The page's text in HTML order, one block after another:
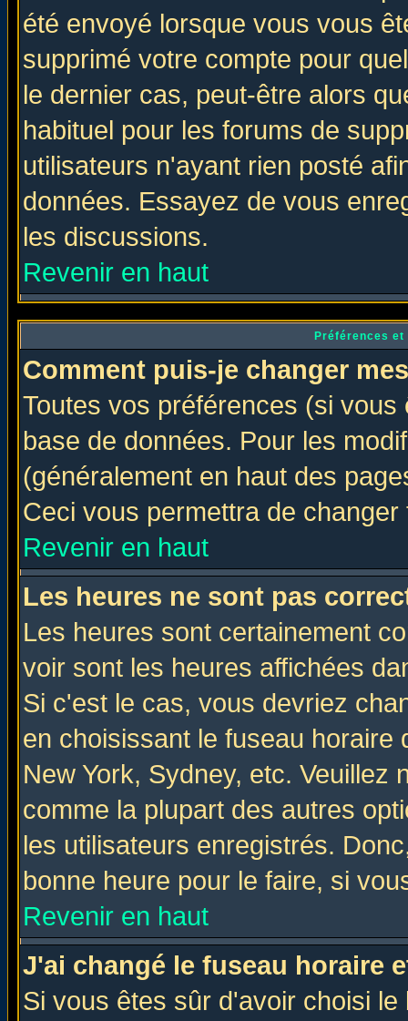
été envoyé lorsque vous vous
supprimé votre compte pour
le dernier cas, peut-être alors
habituel pour les forums de
utilisateurs n'ayant rien posté
données. Essayez de vous
les discussions.
Revenir en haut
Préférences
Comment puis-je changer
Toutes vos préférences (si
base de données. Pour les
(généralement en haut des
Ceci vous permettra de
Revenir en haut
Les heures ne sont pas
Les heures sont certainement
voir sont les heures affichées
Si c'est le cas, vous devriez
en choisissant le fuseau
New York, Sydney, etc. Veuillez
comme la plupart des autres
les utilisateurs enregistrés.
bonne heure pour le faire, si
Revenir en haut
J'ai changé le fuseau horaire
Si vous êtes sûr d'avoir choisi